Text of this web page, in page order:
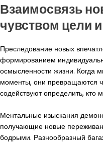
Взаимосвязь
чувством цели
Преследование новых
формированием
осмысленности жизни. Когда
моменты, они превращаются
содействуют определить, кто
Ментальные изыскания
получающие новые
бодрыми. Разнообразный